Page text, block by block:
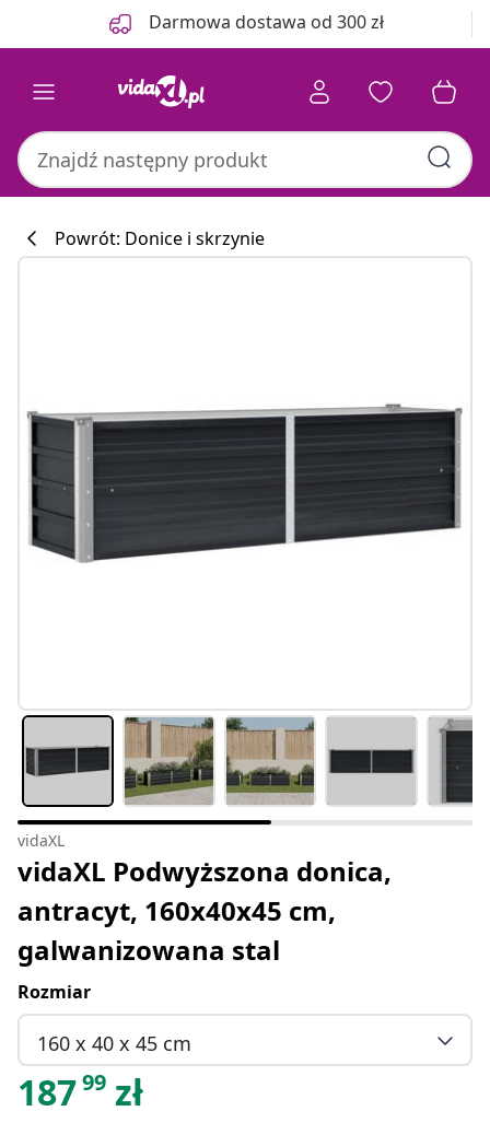
Darmowa dostawa od 300 zł
Powrót: Donice i skrzynie
vidaXL
vidaXL Podwyższona donica,
antracyt, 160x40x45 cm,
galwanizowana stal
Rozmiar
160 x 40 x 45 cm
18799 zł